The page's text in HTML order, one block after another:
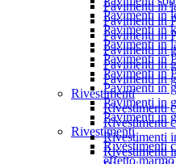
Pavimenti in
Pavimenti in
Pavimenti in
Pavimenti in
Pavimenti in
Pavimenti in
Pavimenti in
Pavimenti in
Rivestimenti
Rivestimenti
effetto marmo
Pavimenti in
Pavimenti in
Pavimenti in
Pavimenti in
Pavimenti in
Pavimenti in
Rivestimenti
Rivestimenti
Rivestimenti
Rivestimenti
Rivestimenti